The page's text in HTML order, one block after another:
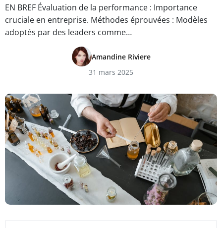
EN BREF Évaluation de la performance : Importance
cruciale en entreprise. Méthodes éprouvées : Modèles
adoptés par des leaders comme…
Amandine Riviere
31 mars 2025